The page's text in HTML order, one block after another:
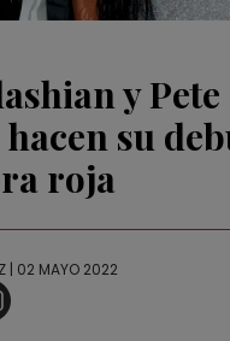
y Pete
su
roja
| 02 MAYO 2022